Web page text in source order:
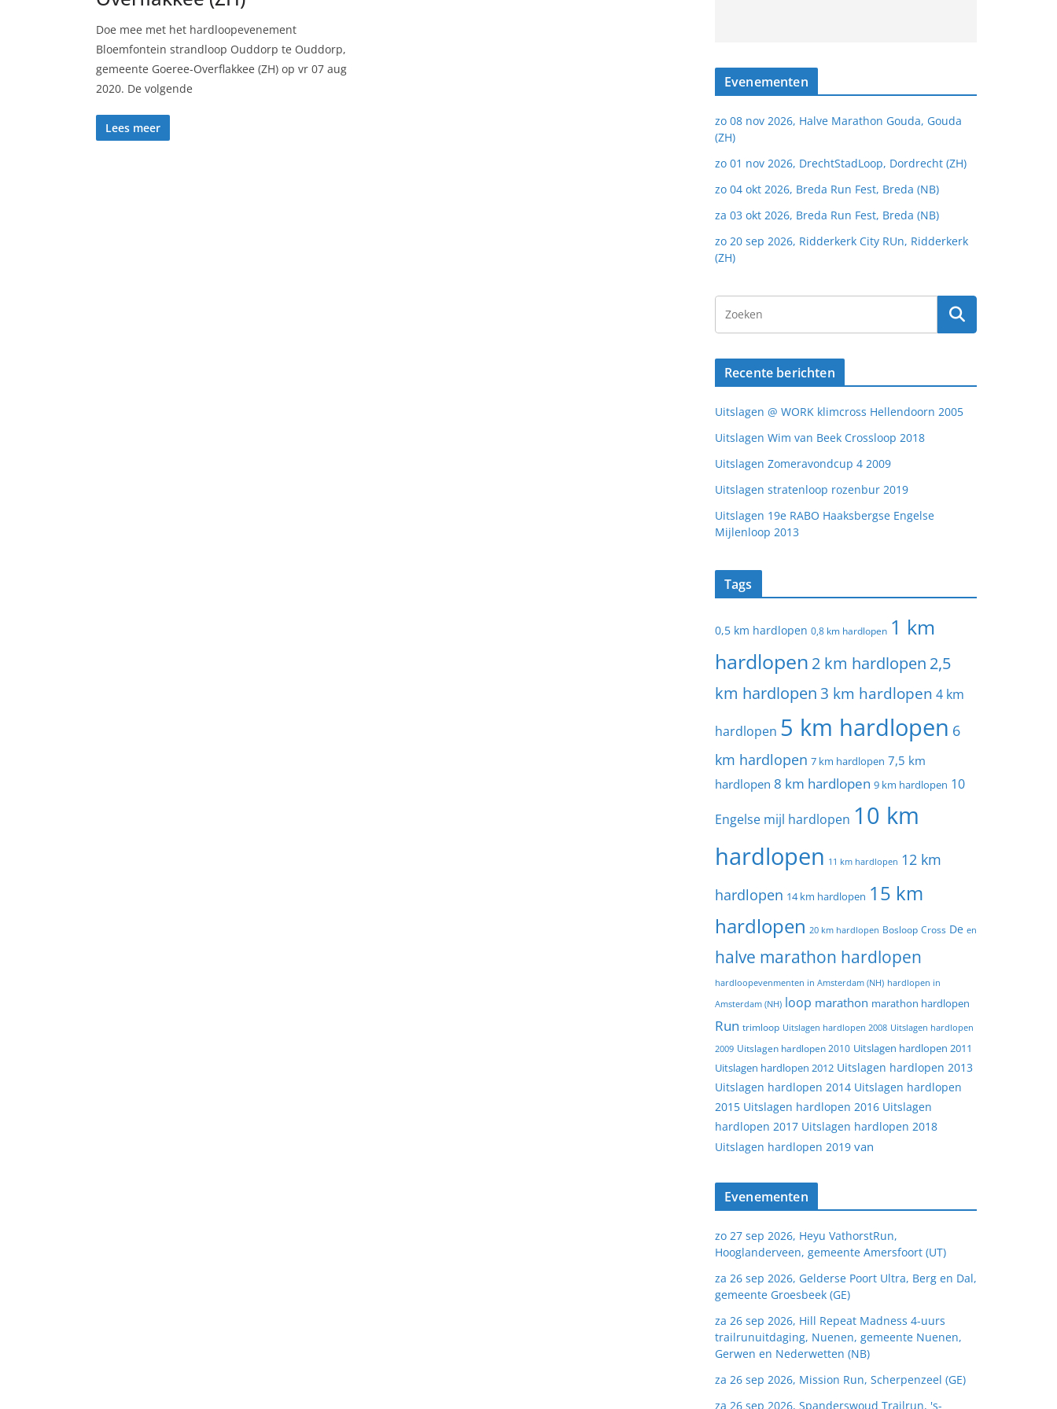
Doe mee met het hardloopevenement
Bloemfontein strandloop Ouddorp te Ouddorp,
gemeente Goeree-Overflakkee (ZH) op vr 07 aug
2020. De volgende
Lees meer
Evenementen
zo 08 nov 2026, Halve Marathon Gouda, Gouda
(ZH)
zo 01 nov 2026, DrechtStadLoop, Dordrecht (ZH)
zo 04 okt 2026, Breda Run Fest, Breda (NB)
za 03 okt 2026, Breda Run Fest, Breda (NB)
zo 20 sep 2026, Ridderkerk City RUn, Ridderkerk
(ZH)
Recente berichten
Uitslagen @ WORK klimcross Hellendoorn 2005
Uitslagen Wim van Beek Crossloop 2018
Uitslagen Zomeravondcup 4 2009
Uitslagen stratenloop rozenbur 2019
Uitslagen 19e RABO Haaksbergse Engelse
Mijlenloop 2013
Tags
0,5 km hardlopen 0,8 km hardlopen 1 km
hardlopen 2 km hardlopen 2,5
km hardlopen 3 km hardlopen 4 km
hardlopen 5 km hardlopen 6
km hardlopen 7 km hardlopen 7,5 km
hardlopen 8 km hardlopen 9 km hardlopen 10
Engelse mijl hardlopen 10 km
hardlopen 11 km hardlopen 12 km
hardlopen 14 km hardlopen 15 km
hardlopen 20 km hardlopen Bosloop Cross De en
halve marathon hardlopen
hardloopevenmenten in Amsterdam (NH) hardlopen in
Amsterdam (NH) loop marathon marathon hardlopen
Run trimloop Uitslagen hardlopen 2008 Uitslagen hardlopen
2009 Uitslagen hardlopen 2010 Uitslagen hardlopen 2011
Uitslagen hardlopen 2012 Uitslagen hardlopen 2013
Uitslagen hardlopen 2014 Uitslagen hardlopen
2015 Uitslagen hardlopen 2016 Uitslagen
hardlopen 2017 Uitslagen hardlopen 2018
Uitslagen hardlopen 2019 van
Evenementen
zo 27 sep 2026, Heyu VathorstRun,
Hooglanderveen, gemeente Amersfoort (UT)
za 26 sep 2026, Gelderse Poort Ultra, Berg en Dal,
gemeente Groesbeek (GE)
za 26 sep 2026, Hill Repeat Madness 4-uurs
trailrunuitdaging, Nuenen, gemeente Nuenen,
Gerwen en Nederwetten (NB)
za 26 sep 2026, Mission Run, Scherpenzeel (GE)
za 26 sep 2026, Spanderswoud Trailrun, 's-